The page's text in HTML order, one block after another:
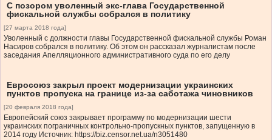
С позором уволенный экс-глава Государственной
фискальной службы собрался в политику
[27 марта 2018 года]
Уволенный с должности главы Государственной фискальной службы Роман
Насиров собрался в политику. Об этом он рассказал журналистам после
заседания Апелляционного административного суда по его делу
Евросоюз закрыл проект модернизации украинских
пунктов пропуска на границе из-за саботажа чиновников
[20 февраля 2018 года]
Европейский союз закрывает программу по модернизации шести
украинских пограничных контрольно-пропускных пунктов, запущенную в
2014 году Источник: https://biz.censor.net.ua/n3051480